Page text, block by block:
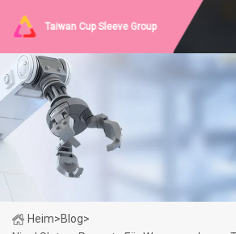
Taiwan Cup Sleeve Group
Heim>Blog>